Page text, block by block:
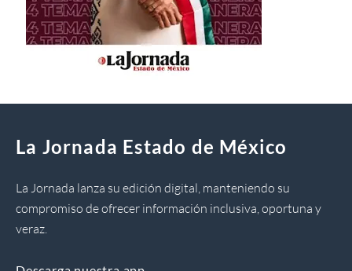
La Jornada Estado de México
La Jornada lanza su edición digital, manteniendo su
compromiso de ofrecer información inclusiva, oportuna y
veraz.